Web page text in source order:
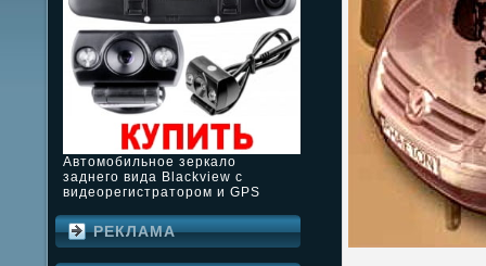
Автомобильное зеркало
заднего вида Blackview с
видеорегистратором и GPS
РЕКЛАМА